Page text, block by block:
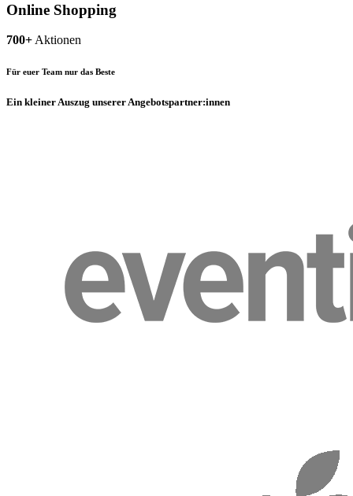
Online Shopping
700+ Aktionen
Für euer Team nur das Beste
Ein kleiner Auszug unserer Angebotspartner:innen